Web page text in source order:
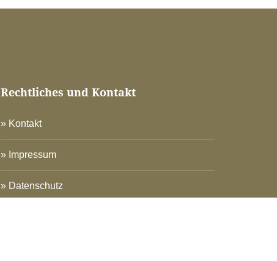
Rechtliches und Kontakt
Kontakt
Impressum
Datenschutz